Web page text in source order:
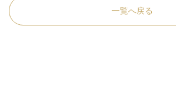
一覧へ戻る